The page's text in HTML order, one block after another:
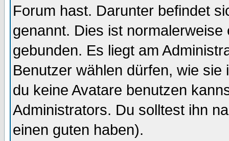
Forum hast. Darunter befindet
genannt. Dies ist
gebunden. Es liegt am
Benutzer wählen dürfen, wie
du keine Avatare benutzen
Administrators. Du solltest ihn
einen guten haben).